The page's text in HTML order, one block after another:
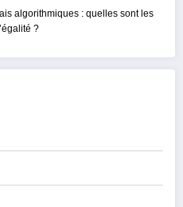
algorithmiques : quelles sont les
?